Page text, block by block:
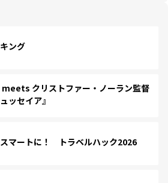
ング
meets クリストファー・ノーラン監督
ッセイア』
マートに！ トラベルハック2026